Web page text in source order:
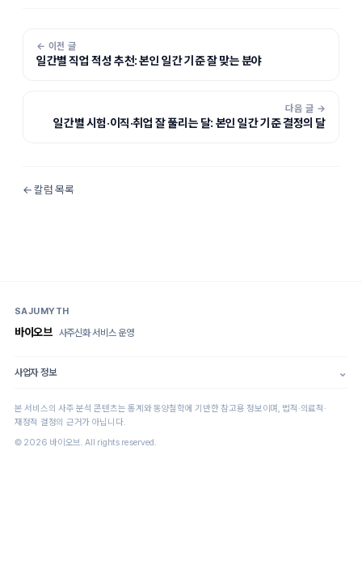
← 이전 글
일간별 직업 적성 추천: 본인 일간 기준 잘 맞는 분야
다음 글 →
일간별 시험·이직·취업 잘 풀리는 달: 본인 일간 기준 결정의 달
← 칼럼 목록
SAJUMYTH
바이오브 사주신화서비스 운영
사업자 정보
본 서비스의 사주 분석 콘텐츠는 통계와 동양철학에 기반한 참고용 정보이며, 법적·의료적·
재정적 결정의 근거가 아닙니다.
© 2026 바이오브. All rights reserved.